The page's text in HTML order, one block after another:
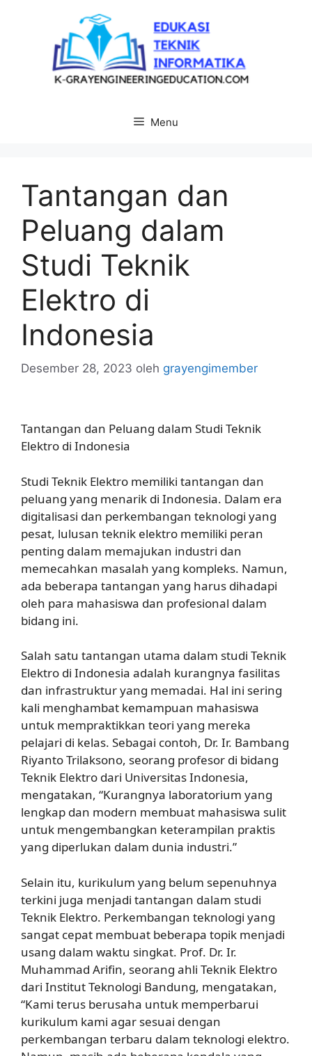
Menu
Tantangan dan
Peluang dalam
Studi Teknik
Elektro di
Indonesia
Desember 28, 2023 oleh grayengimember
Tantangan dan Peluang dalam Studi Teknik
Elektro di Indonesia
Studi Teknik Elektro memiliki tantangan dan
peluang yang menarik di Indonesia. Dalam era
digitalisasi dan perkembangan teknologi yang
pesat, lulusan teknik elektro memiliki peran
penting dalam memajukan industri dan
memecahkan masalah yang kompleks. Namun,
ada beberapa tantangan yang harus dihadapi
oleh para mahasiswa dan profesional dalam
bidang ini.
Salah satu tantangan utama dalam studi Teknik
Elektro di Indonesia adalah kurangnya fasilitas
dan infrastruktur yang memadai. Hal ini sering
kali menghambat kemampuan mahasiswa
untuk mempraktikkan teori yang mereka
pelajari di kelas. Sebagai contoh, Dr. Ir. Bambang
Riyanto Trilaksono, seorang profesor di bidang
Teknik Elektro dari Universitas Indonesia,
mengatakan, “Kurangnya laboratorium yang
lengkap dan modern membuat mahasiswa sulit
untuk mengembangkan keterampilan praktis
yang diperlukan dalam dunia industri.”
Selain itu, kurikulum yang belum sepenuhnya
terkini juga menjadi tantangan dalam studi
Teknik Elektro. Perkembangan teknologi yang
sangat cepat membuat beberapa topik menjadi
usang dalam waktu singkat. Prof. Dr. Ir.
Muhammad Arifin, seorang ahli Teknik Elektro
dari Institut Teknologi Bandung, mengatakan,
“Kami terus berusaha untuk memperbarui
kurikulum kami agar sesuai dengan
perkembangan terbaru dalam teknologi elektro.